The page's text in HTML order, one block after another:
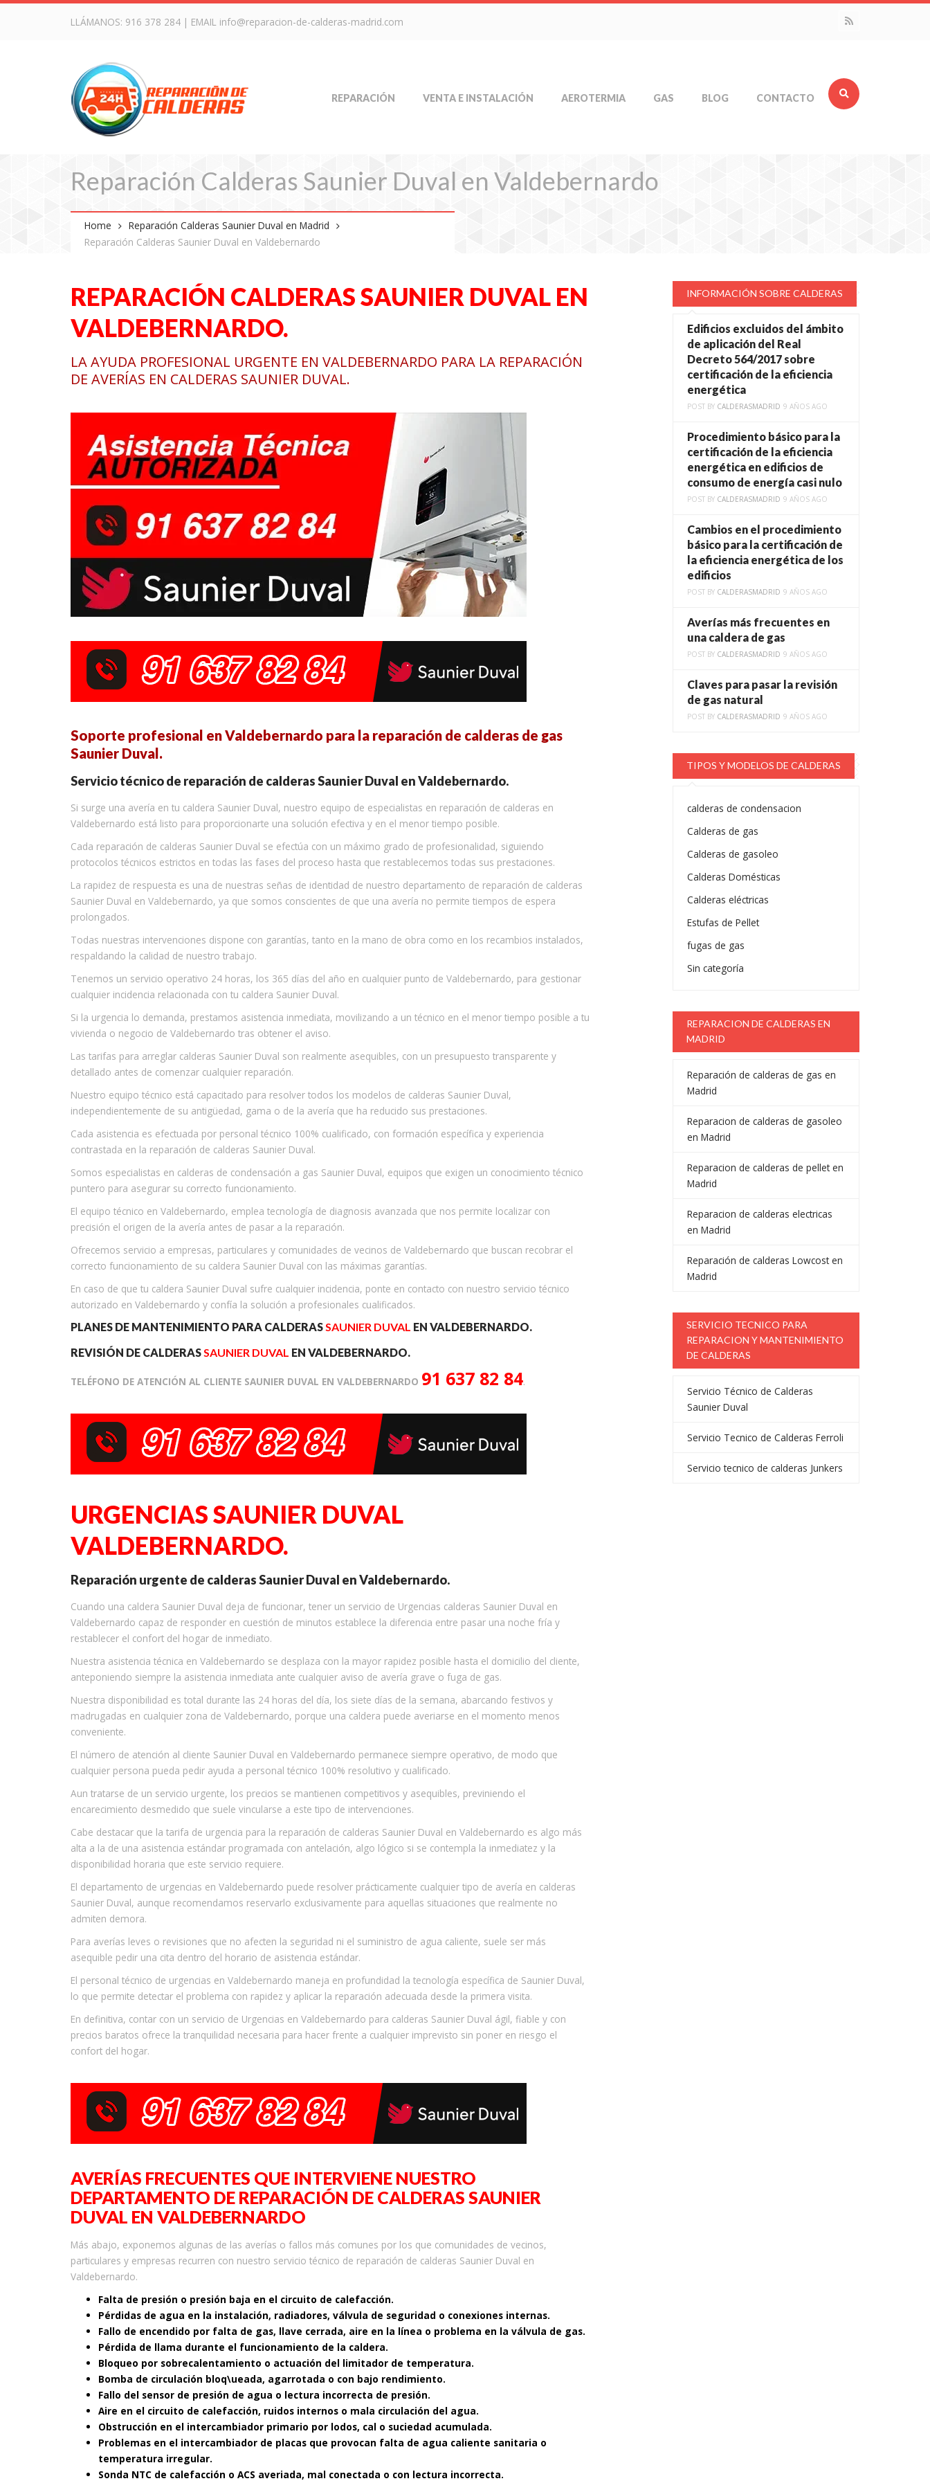
LLÁMANOS: 916 378 284 | EMAIL info@reparacion-de-calderas-madrid.com
REPARACIÓN VENTA E INSTALACIÓN AEROTERMIA GAS BLOG CONTACTO
Reparación Calderas Saunier Duval en Valdebernardo
Home
Reparación Calderas Saunier Duval en Madrid
Reparación Calderas Saunier Duval en Valdebernardo
REPARACIÓN CALDERAS SAUNIER DUVAL EN
VALDEBERNARDO.
LA AYUDA PROFESIONAL URGENTE EN VALDEBERNARDO PARA LA REPARACIÓN
DE AVERÍAS EN CALDERAS SAUNIER DUVAL.
Soporte profesional en Valdebernardo para la reparación de calderas de gas
Saunier Duval.
Servicio técnico de reparación de calderas Saunier Duval en Valdebernardo.
Si surge una avería en tu caldera Saunier Duval, nuestro equipo de especialistas en reparación de calderas en
Valdebernardo está listo para proporcionarte una solución efectiva y en el menor tiempo posible.
Cada reparación de calderas Saunier Duval se efectúa con un máximo grado de profesionalidad, siguiendo
protocolos técnicos estrictos en todas las fases del proceso hasta que restablecemos todas sus prestaciones.
La rapidez de respuesta es una de nuestras señas de identidad de nuestro departamento de reparación de calderas
Saunier Duval en Valdebernardo, ya que somos conscientes de que una avería no permite tiempos de espera
prolongados.
Todas nuestras intervenciones dispone con garantías, tanto en la mano de obra como en los recambios instalados,
respaldando la calidad de nuestro trabajo.
Tenemos un servicio operativo 24 horas, los 365 días del año en cualquier punto de Valdebernardo, para gestionar
cualquier incidencia relacionada con tu caldera Saunier Duval.
Si la urgencia lo demanda, prestamos asistencia inmediata, movilizando a un técnico en el menor tiempo posible a tu
vivienda o negocio de Valdebernardo tras obtener el aviso.
Las tarifas para arreglar calderas Saunier Duval son realmente asequibles, con un presupuesto transparente y
detallado antes de comenzar cualquier reparación.
Nuestro equipo técnico está capacitado para resolver todos los modelos de calderas Saunier Duval,
independientemente de su antigüedad, gama o de la avería que ha reducido sus prestaciones.
Cada asistencia es efectuada por personal técnico 100% cualificado, con formación específica y experiencia
contrastada en la reparación de calderas Saunier Duval.
Somos especialistas en calderas de condensación a gas Saunier Duval, equipos que exigen un conocimiento técnico
puntero para asegurar su correcto funcionamiento.
El equipo técnico en Valdebernardo, emplea tecnología de diagnosis avanzada que nos permite localizar con
precisión el origen de la avería antes de pasar a la reparación.
Ofrecemos servicio a empresas, particulares y comunidades de vecinos de Valdebernardo que buscan recobrar el
correcto funcionamiento de su caldera Saunier Duval con las máximas garantías.
En caso de que tu caldera Saunier Duval sufre cualquier incidencia, ponte en contacto con nuestro servicio técnico
autorizado en Valdebernardo y confía la solución a profesionales cualificados.
PLANES DE MANTENIMIENTO PARA CALDERASSAUNIER DUVAL EN VALDEBERNARDO.
REVISIÓN DE CALDERASSAUNIER DUVAL EN VALDEBERNARDO.
TELÉFONO DE ATENCIÓN AL CLIENTE SAUNIER DUVAL EN VALDEBERNARDO 91 637 82 84.
URGENCIAS SAUNIER DUVAL
VALDEBERNARDO.
Reparación urgente de calderas Saunier Duval en Valdebernardo.
Cuando una caldera Saunier Duval deja de funcionar, tener un servicio de Urgencias calderas Saunier Duval en
Valdebernardo capaz de responder en cuestión de minutos establece la diferencia entre pasar una noche fría y
restablecer el confort del hogar de inmediato.
Nuestra asistencia técnica en Valdebernardo se desplaza con la mayor rapidez posible hasta el domicilio del cliente,
anteponiendo siempre la asistencia inmediata ante cualquier aviso de avería grave o fuga de gas.
Nuestra disponibilidad es total durante las 24 horas del día, los siete días de la semana, abarcando festivos y
madrugadas en cualquier zona de Valdebernardo, porque una caldera puede averiarse en el momento menos
conveniente.
El número de atención al cliente Saunier Duval en Valdebernardo permanece siempre operativo, de modo que
cualquier persona pueda pedir ayuda a personal técnico 100% resolutivo y cualificado.
Aun tratarse de un servicio urgente, los precios se mantienen competitivos y asequibles, previniendo el
encarecimiento desmedido que suele vincularse a este tipo de intervenciones.
Cabe destacar que la tarifa de urgencia para la reparación de calderas Saunier Duval en Valdebernardo es algo más
alta a la de una asistencia estándar programada con antelación, algo lógico si se contempla la inmediatez y la
disponibilidad horaria que este servicio requiere.
El departamento de urgencias en Valdebernardo puede resolver prácticamente cualquier tipo de avería en calderas
Saunier Duval, aunque recomendamos reservarlo exclusivamente para aquellas situaciones que realmente no
admiten demora.
Para averías leves o revisiones que no afecten la seguridad ni el suministro de agua caliente, suele ser más
asequible pedir una cita dentro del horario de asistencia estándar.
El personal técnico de urgencias en Valdebernardo maneja en profundidad la tecnología específica de Saunier Duval,
lo que permite detectar el problema con rapidez y aplicar la reparación adecuada desde la primera visita.
En definitiva, contar con un servicio de Urgencias en Valdebernardo para calderas Saunier Duval ágil, fiable y con
precios baratos ofrece la tranquilidad necesaria para hacer frente a cualquier imprevisto sin poner en riesgo el
confort del hogar.
AVERÍAS FRECUENTES QUE INTERVIENE NUESTRO
DEPARTAMENTO DE REPARACIÓN DE CALDERAS SAUNIER
DUVAL EN VALDEBERNARDO
Más abajo, exponemos algunas de las averías o fallos más comunes por los que comunidades de vecinos,
particulares y empresas recurren con nuestro servicio técnico de reparación de calderas Saunier Duval en
Valdebernardo.
Falta de presión o presión baja en el circuito de calefacción.
Pérdidas de agua en la instalación, radiadores, válvula de seguridad o conexiones internas.
Fallo de encendido por falta de gas, llave cerrada, aire en la línea o problema en la válvula de gas.
Pérdida de llama durante el funcionamiento de la caldera.
Bloqueo por sobrecalentamiento o actuación del limitador de temperatura.
Bomba de circulación bloq\ueada, agarrotada o con bajo rendimiento.
Fallo del sensor de presión de agua o lectura incorrecta de presión.
Aire en el circuito de calefacción, ruidos internos o mala circulación del agua.
Obstrucción en el intercambiador primario por lodos, cal o suciedad acumulada.
Problemas en el intercambiador de placas que provocan falta de agua caliente sanitaria o
temperatura irregular.
Sonda NTC de calefacción o ACS averiada, mal conectada o con lectura incorrecta.
INFORMACIÓN SOBRE CALDERAS
Edificios excluidos del ámbito
de aplicación del Real
Decreto 564/2017 sobre
certificación de la eficiencia
energética
POST BY CALDERASMADRID 9 AÑOS AGO
Procedimiento básico para la
certificación de la eficiencia
energética en edificios de
consumo de energía casi nulo
POST BY CALDERASMADRID 9 AÑOS AGO
Cambios en el procedimiento
básico para la certificación de
la eficiencia energética de los
edificios
POST BY CALDERASMADRID 9 AÑOS AGO
Averías más frecuentes en
una caldera de gas
POST BY CALDERASMADRID 9 AÑOS AGO
Claves para pasar la revisión
de gas natural
POST BY CALDERASMADRID 9 AÑOS AGO
TIPOS Y MODELOS DE CALDERAS
calderas de condensacion
Calderas de gas
Calderas de gasoleo
Calderas Domésticas
Calderas eléctricas
Estufas de Pellet
fugas de gas
Sin categoría
REPARACION DE CALDERAS EN
MADRID
Reparación de calderas de gas en
Madrid
Reparacion de calderas de gasoleo
en Madrid
Reparacion de calderas de pellet en
Madrid
Reparacion de calderas electricas
en Madrid
Reparación de calderas Lowcost en
Madrid
SERVICIO TECNICO PARA
REPARACION Y MANTENIMIENTO
DE CALDERAS
Servicio Técnico de Calderas
Saunier Duval
Servicio Tecnico de Calderas Ferroli
Servicio tecnico de calderas Junkers